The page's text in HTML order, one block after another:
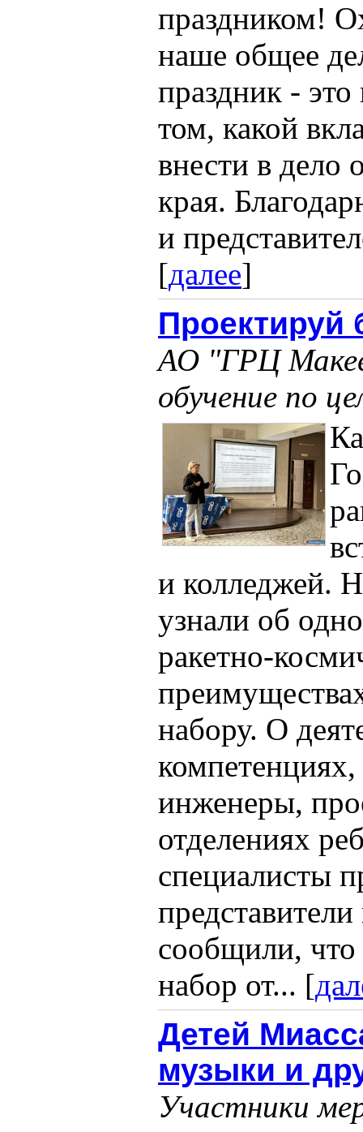
праздником!
наше общее
праздник -
том, какой
внести в дело
края.
и
[далее]
Проектируй
АО "ГРЦ
обучение по
и колледжей.
узнали об
ракетно-
набору. О
инженеры,
отделениях
специалисты
сообщили, что
набор от... [
Детей
музыки и
Участники